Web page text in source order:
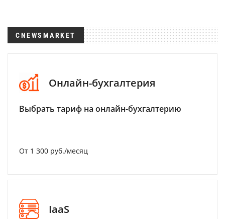
CNEWSMARKET
Онлайн-бухгалтерия
Выбрать тариф на онлайн-бухгалтерию
От 1 300 руб./месяц
IaaS